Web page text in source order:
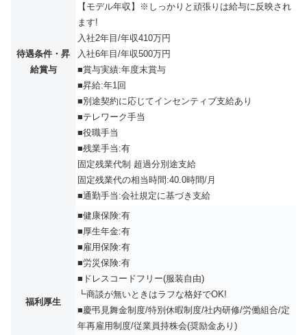
待遇条件・昇
給賞与
【モデル年収】※しっかりと頑張りは給与に反映され
ます!
入社2年目/年収410万円
入社6年目/年収500万円
■賞与実績:年度末賞与
■昇給:年1回
■別途契約に応じてインセンティブ支給あり
■テレワーク手当
■役職手当
■残業手当:有
固定残業代制 超過分別途支給
固定残業代の相当時間:40.0時間/月
■通勤手当:会社規定に基づき支給
福利厚生
■健康保険:有
■厚生年金:有
■雇用保険:有
■労災保険:有
■ドレスコードフリー(服装自由)
┗商談が無いときはラフな格好でOK!
■慶弔見舞金制度/特別休暇制度/社内研修/労働組合/定
年再雇用制度/従業員持株会(奨励金あり)